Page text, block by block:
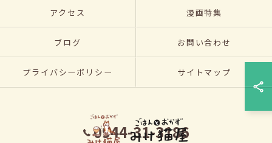
0944-31-3186
アクセス 漫画特集
ブログ お問い合わせ
プライバシーポリシー サイトマップ